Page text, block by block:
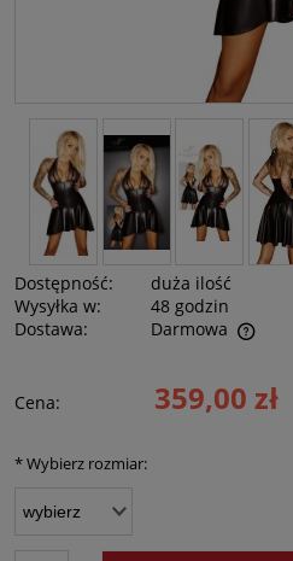
Dostępność:
duża ilość
Wysyłka w:
48 godzin
Dostawa:
Darmowa
Cena nie zawiera ewentualnych
Cena: 359,00 zł
*Wybierz rozmiar: